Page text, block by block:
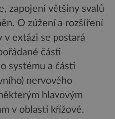
zapojení většiny svalů
O zúžení a rozšíření
v extázi se postará
části
systému a části
nervového
hlavovým
v oblasti křížové.